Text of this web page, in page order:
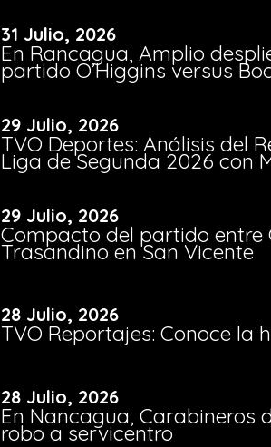
31 Julio, 2026
En Rancagua, Amplio
partido O’Higgins versus
29 Julio, 2026
TVO Deportes: Análisis del
Liga de Segunda 2026 con
29 Julio, 2026
Compacto del partido entre
Trasandino en San Vicente
28 Julio, 2026
TVO Reportajes: Conoce la
28 Julio, 2026
En Nancagua, Carabineros
robo a servicentro